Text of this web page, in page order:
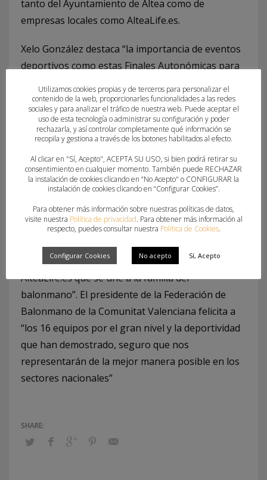
tanto del Ayuntamiento de Altea como de
empresas locales como AlteaLife.es.
Xelo González destaca “la importancia de eventos
deportivos como estas Finales Autonómicas para
nuestra localidad, mostrando todos sus encantos
en temporada baja”. La regidora de turismo del
Ayuntamiento de Altea destaca “la unión especial
siempre llena nuestros pabellones”.
Pedro Fuertes agradece “la implicación y
colaboración del Ayuntamiento de Altea y el CE
Villa Blanca Altea para hacer que todos los
eventos que hacemos aquí sean un éxito, además
del patrocinio de una inmobiliaria líder como es
AlteaLife.es que se une a la familia del
balonmano”. El presidente de la Federación de
Balonmano de la Comunitat Valenciana felicita a
“los 16 equipos por el gran nivel y la deportividad
que han demostrado, seguro que nos
representarán de la mejor manera posible en los
sectores nacionales”
Utilizamos cookies propias y de terceros para personalizar el
contenido de la web, proporcionarles funcionalidades a las redes
sociales y para analizar el tráfico de nuestra web. Puede aceptar el
uso de esta tecnología o administrar su configuración y poder
rechazarla, y así controlar completamente qué información se
recopila y gestiona a través de los botones habilitados al efecto.
Al clicar en "Sí, Acepto", ACEPTA SU USO, si bien podrá retirar su
consentimiento en cualquier momento. También puede RECHAZAR
la instalación de cookies clicando en “No Acepto" o CONFIGURAR la
instalación de cookies clicando en “Configurar Cookies”.
Para obtener más información sobre nuestras políticas de datos,
visite nuestra Política de privacidad. Para obtener más información al
respecto, puedes consultar nuestra Política de Cookies.
Configurar Cookies No acepto Sí, Acepto